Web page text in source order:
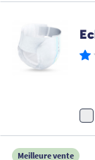
Meilleure vente